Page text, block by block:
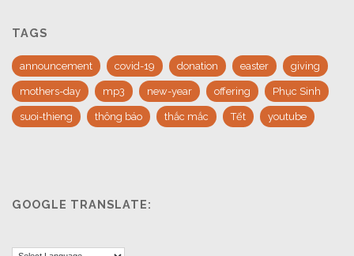
TAGS
announcement covid-19 donation easter giving
mothers-day mp3 new-year offering Phục Sinh
suoi-thieng thông báo thắc mắc Tết youtube
GOOGLE TRANSLATE: